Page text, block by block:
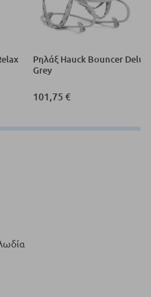
Ρηλάξ Hauck Bouncer
Grey
101,75 €